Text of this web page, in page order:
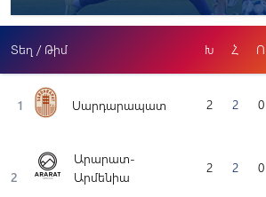
Տեղ / Թիմ Խ Հ Ո
1 Սարդարապատ 2 2 0
2
Արարատ-
Արմենիա
2 2 0